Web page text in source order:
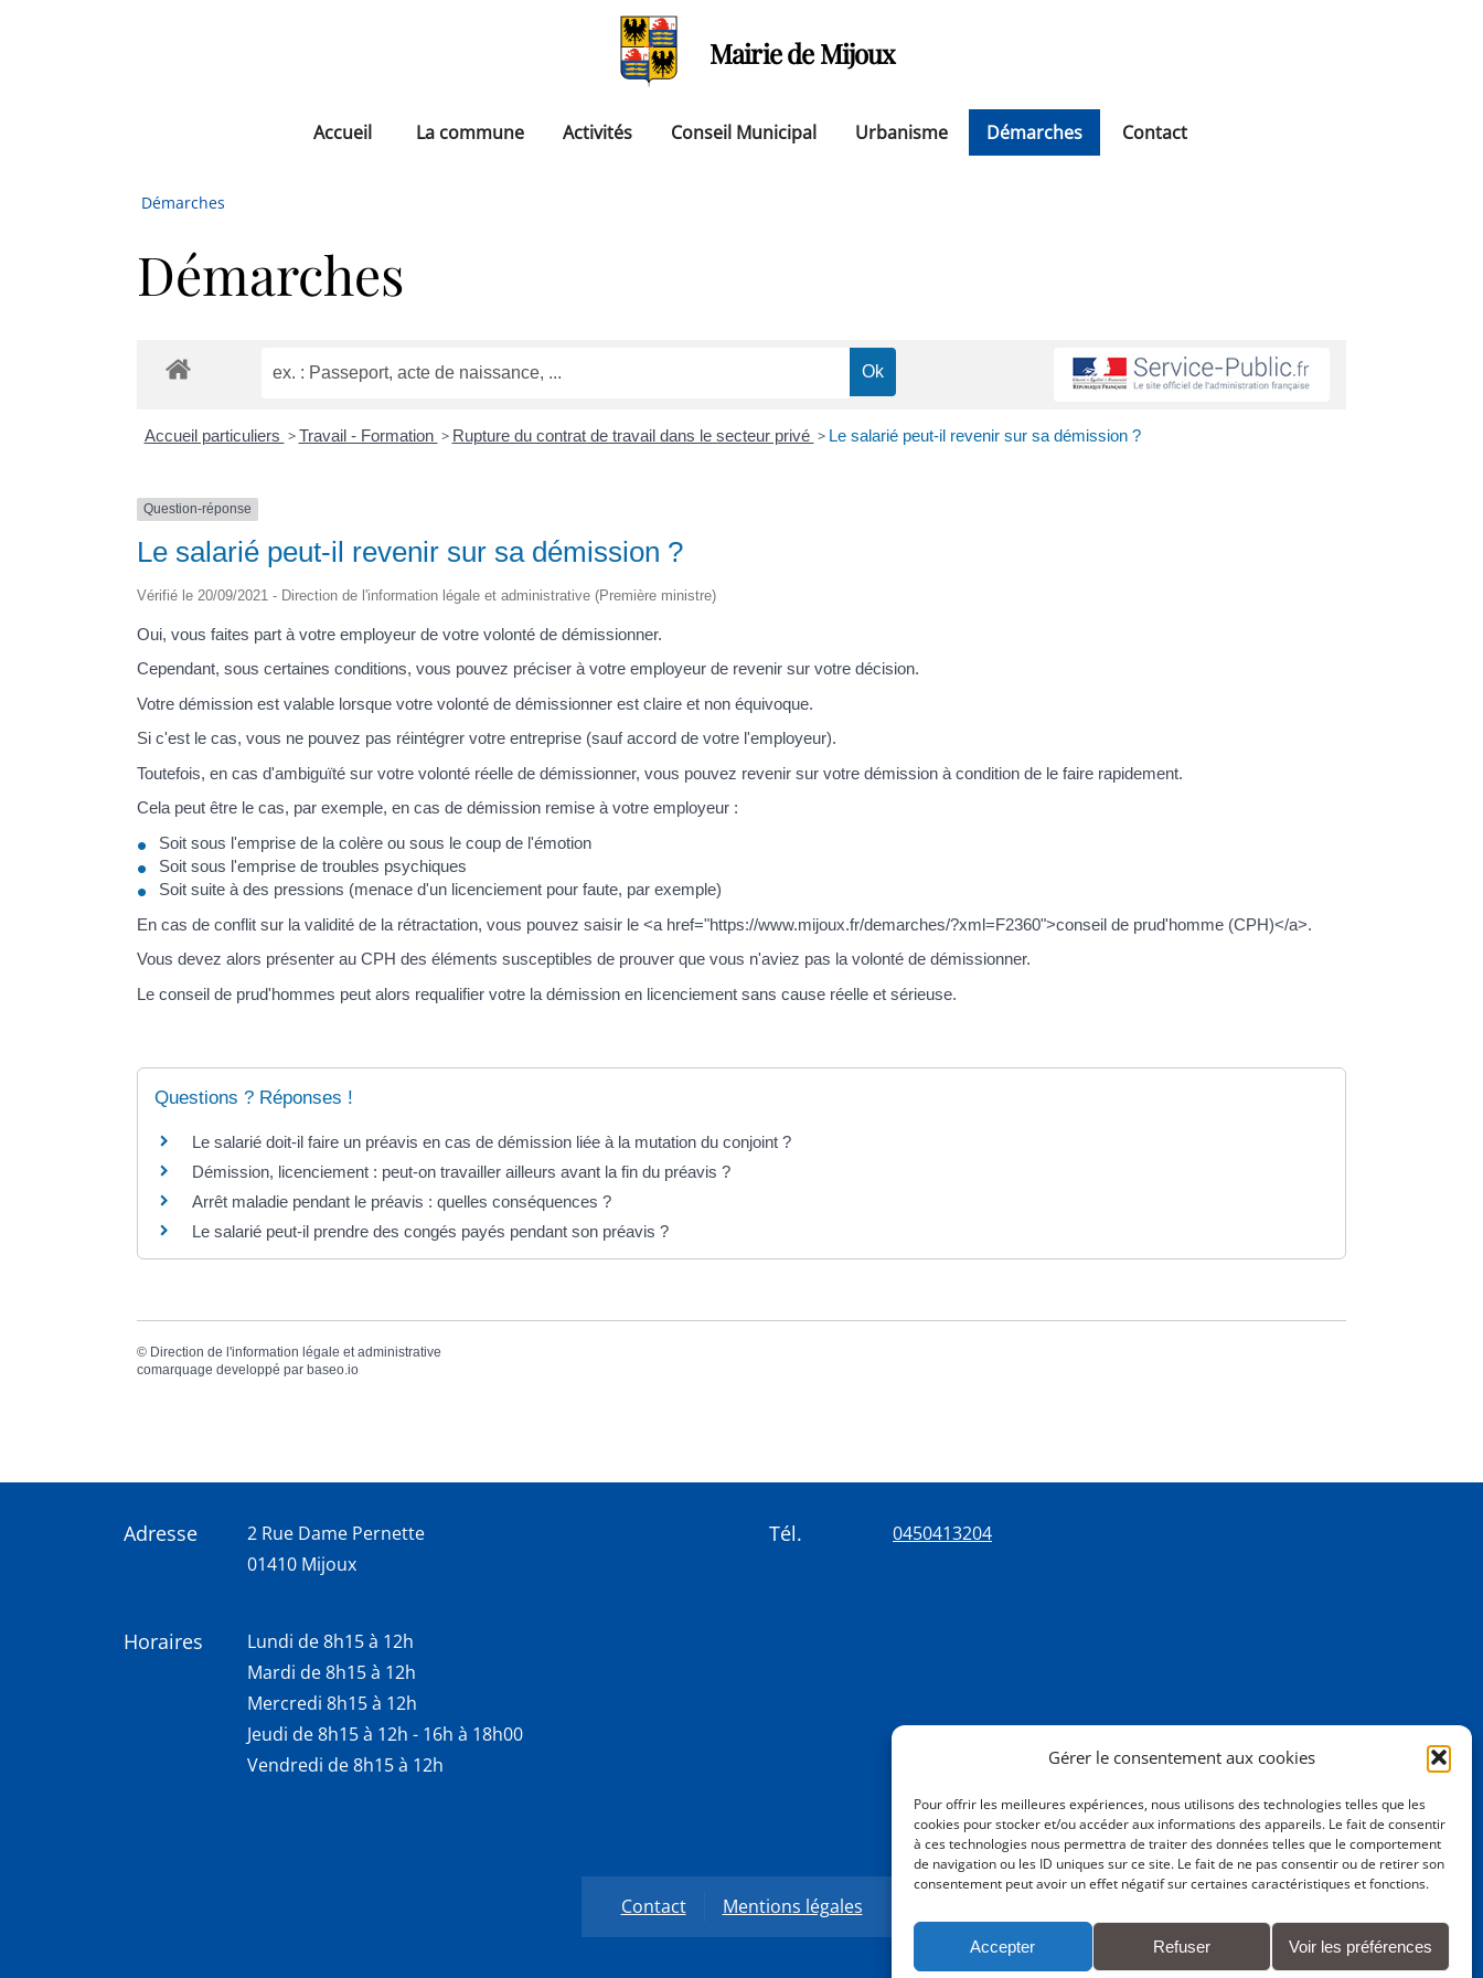
Gérer le consentement aux cookies
Pour offrir les meilleures expériences, nous utilisons des technologies telles que les
cookies pour stocker et/ou accéder aux informations des appareils. Le fait de consentir
à ces technologies nous permettra de traiter des données telles que le comportement
de navigation ou les ID uniques sur ce site. Le fait de ne pas consentir ou de retirer son
consentement peut avoir un effet négatif sur certaines caractéristiques et fonctions.
Accepter Refuser Voir les préférences
Mairie de Mijoux
Accueil La commune Activités Conseil Municipal Urbanisme Démarches Contact
Démarches
Démarches
Accueil particuliers > Travail - Formation > Rupture du contrat de travail dans le secteur privé > Le salarié peut-il revenir sur sa démission ?
Question-réponse
Le salarié peut-il revenir sur sa démission ?
Vérifié le 20/09/2021 - Direction de l'information légale et administrative (Première ministre)
Oui, vous faites part à votre employeur de votre volonté de démissionner.
Cependant, sous certaines conditions, vous pouvez préciser à votre employeur de revenir sur votre décision.
Votre démission est valable lorsque votre volonté de démissionner est claire et non équivoque.
Si c'est le cas, vous ne pouvez pas réintégrer votre entreprise (sauf accord de votre l'employeur).
Toutefois, en cas d'ambiguïté sur votre volonté réelle de démissionner, vous pouvez revenir sur votre démission à condition de le faire rapidement.
Cela peut être le cas, par exemple, en cas de démission remise à votre employeur :
Soit sous l'emprise de la colère ou sous le coup de l'émotion
Soit sous l'emprise de troubles psychiques
Soit suite à des pressions (menace d'un licenciement pour faute, par exemple)
En cas de conflit sur la validité de la rétractation, vous pouvez saisir le <a href="https://www.mijoux.fr/demarches/?xml=F2360">conseil de prud'homme (CPH)</a>.
Vous devez alors présenter au CPH des éléments susceptibles de prouver que vous n'aviez pas la volonté de démissionner.
Le conseil de prud'hommes peut alors requalifier votre la démission en licenciement sans cause réelle et sérieuse.
Questions ? Réponses !
Le salarié doit-il faire un préavis en cas de démission liée à la mutation du conjoint ?
Démission, licenciement : peut-on travailler ailleurs avant la fin du préavis ?
Arrêt maladie pendant le préavis : quelles conséquences ?
Le salarié peut-il prendre des congés payés pendant son préavis ?
© Direction de l'information légale et administrative
comarquage developpé par baseo.io
Adresse
2 Rue Dame Pernette
01410 Mijoux
Horaires
Lundi de 8h15 à 12h
Mardi de 8h15 à 12h
Mercredi 8h15 à 12h
Jeudi de 8h15 à 12h - 16h à 18h00
Vendredi de 8h15 à 12h
Tél. 0450413204
Contact Mentions légales